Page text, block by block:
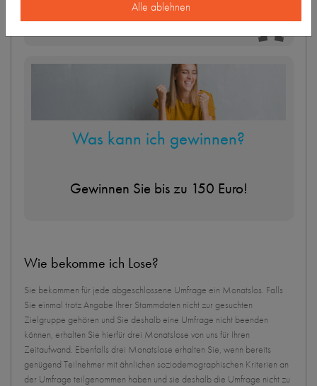
Was kann ich gewinnen?
Gewinnen Sie bis zu 150 Euro!
Wie bekomme ich Lose?
Sie bekommen für jede abgeschlossene Umfrage ein Monatslos. Falls
Sie einmal trotz Angabe Ihrer Stammdaten nicht zur gesuchten
Zielgruppe gehören und Sie deshalb eine Umfrage nicht beenden
können, erhalten Sie hierfür drei Monatslose von uns für Ihren
Zeitaufwand. Ebenfalls drei Monatslose erhalten Sie, wenn bereits
genügend Teilnehmer mit ähnlichen soziodemographischen Kriterien an
der Umfrage teilgenommen haben und sie deshalb die Umfrage nicht zu
Alle ablehnen